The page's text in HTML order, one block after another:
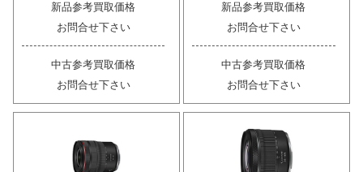
新品参考買取価格
お問合せ下さい
中古参考買取価格
お問合せ下さい
新品参考買取価格
お問合せ下さい
中古参考買取価格
お問合せ下さい